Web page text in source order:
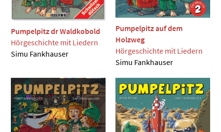
Pumpelpitz dr Waldkobold
Hörgeschichte mit Liedern
Simu Fankhauser
Pumpelpitz auf dem
Holzweg
Hörgeschichte mit Liedern
Simu Fankhauser